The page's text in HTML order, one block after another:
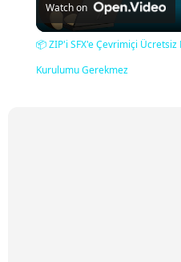
Watch on
📦 ZIP'i SFX'e Çevrimiçi Ücretsiz
Kurulumu Gerekmez